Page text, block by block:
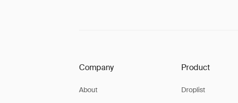
Company
About
Product
Droplist